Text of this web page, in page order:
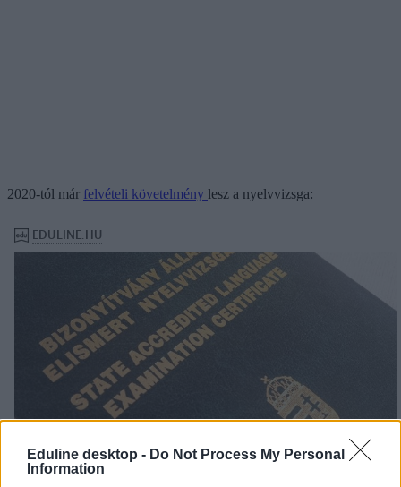
Eduline desktop - Do Not Process My Personal
Information
2020-tól már felvételi követelmény lesz a nyelvvizsga: